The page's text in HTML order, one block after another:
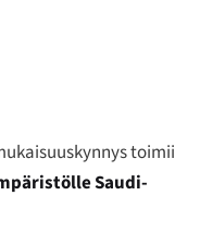
toimii
Saudi-